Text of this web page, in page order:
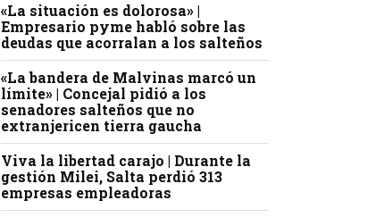
«La situación es dolorosa» |
Empresario pyme habló sobre las
deudas que acorralan a los salteños
«La bandera de Malvinas marcó un
límite» | Concejal pidió a los
senadores salteños que no
extranjericen tierra gaucha
Viva la libertad carajo | Durante la
gestión Milei, Salta perdió 313
empresas empleadoras